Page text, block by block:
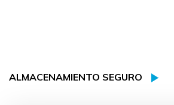
ALMACENAMIENTO SEGURO